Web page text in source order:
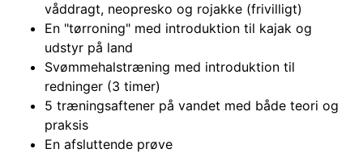
våddragt, neopresko og rojakke (frivilligt)
En "tørroning" med introduktion til kajak og
udstyr på land
Svømmehalstræning med introduktion til
redninger (3 timer)
5 træningsaftener på vandet med både teori og
praksis
En afsluttende prøve